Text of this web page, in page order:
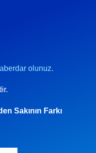
olunuz.
Sakının Farkı